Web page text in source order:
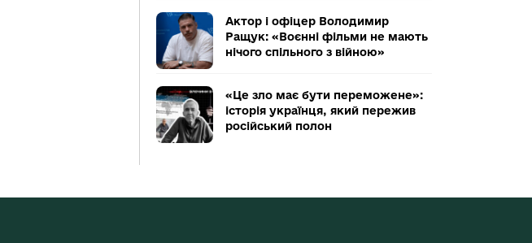
Актор і офіцер Володимир
Ращук: «Воєнні фільми не мають
нічого спільного з війною»
«Це зло має бути переможене»:
історія українця, який пережив
російський полон